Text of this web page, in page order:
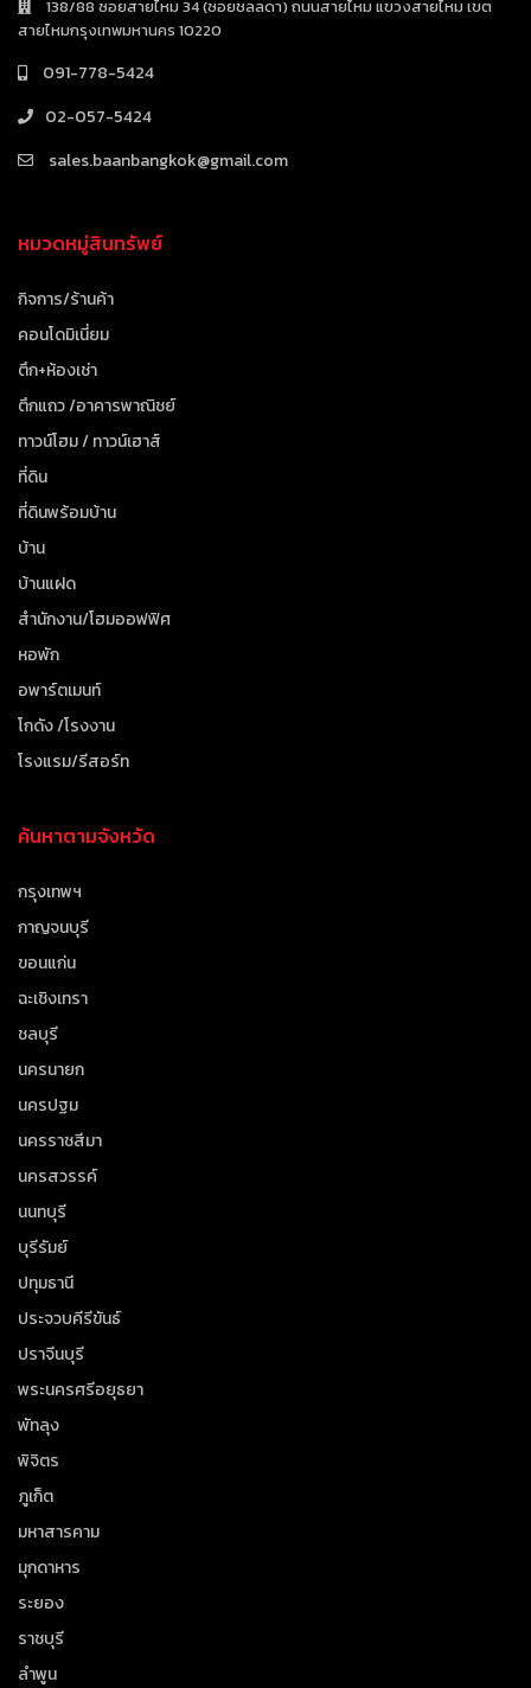
138/88 ซอยสายไหม 34 (ซอยชลลดา) ถนนสายไหม แขวงสายไหม เขต
สายไหมกรุงเทพมหานคร 10220
091-778-5424
02-057-5424
sales.baanbangkok@gmail.com
หมวดหมู่สินทรัพย์
กิจการ/ร้านค้า
คอนโดมิเนี่ยม
ตึก+ห้องเช่า
ตึกแถว /อาคารพาณิชย์
ทาวน์โฮม / ทาวน์เฮาส์
ที่ดิน
ที่ดินพร้อมบ้าน
บ้าน
บ้านแฝด
สำนักงาน/โฮมออฟฟิศ
หอพัก
อพาร์ตเมนท์
โกดัง /โรงงาน
โรงแรม/รีสอร์ท
ค้นหาตามจังหวัด
กรุงเทพฯ
กาญจนบุรี
ขอนแก่น
ฉะเชิงเทรา
ชลบุรี
นครนายก
นครปฐม
นครราชสีมา
นครสวรรค์
นนทบุรี
บุรีรัมย์
ปทุมธานี
ประจวบคีรีขันธ์
ปราจีนบุรี
พระนครศรีอยุธยา
พัทลุง
พิจิตร
ภูเก็ต
มหาสารคาม
มุกดาหาร
ระยอง
ราชบุรี
ลำพูน